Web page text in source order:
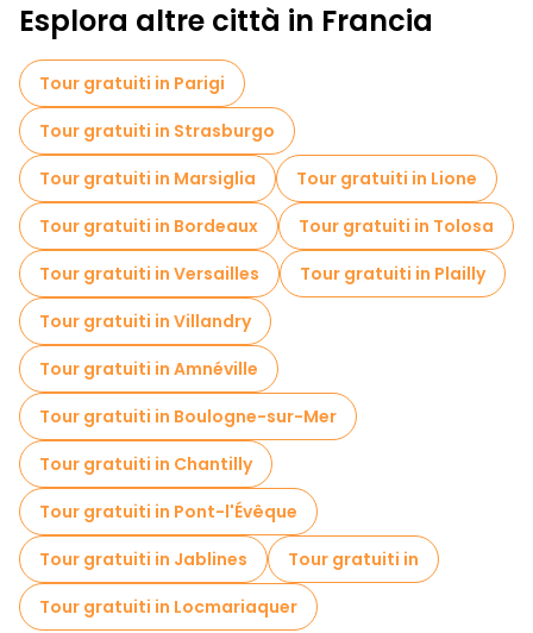
Esplora altre città in Francia
Tour gratuiti in Parigi
Tour gratuiti in Strasburgo
Tour gratuiti in Marsiglia
Tour gratuiti in Lione
Tour gratuiti in Bordeaux
Tour gratuiti in Tolosa
Tour gratuiti in Versailles
Tour gratuiti in Plailly
Tour gratuiti in Villandry
Tour gratuiti in Amnéville
Tour gratuiti in Boulogne-sur-Mer
Tour gratuiti in Chantilly
Tour gratuiti in Pont-l'Évêque
Tour gratuiti in Jablines
Tour gratuiti in
Tour gratuiti in Locmariaquer